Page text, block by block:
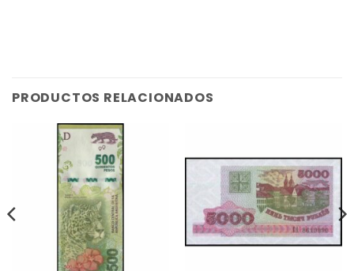
PRODUCTOS RELACIONADOS